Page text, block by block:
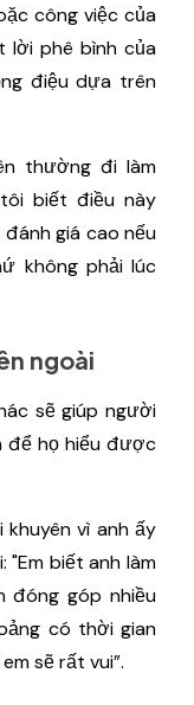
công việc của
lời phê bình của
điệu dựa trên
thường đi làm
tôi biết điều này
giá cao nếu
không phải lúc
ngoài
sẽ giúp người
để họ hiểu được
vì anh ấy
"Em biết anh làm
đóng góp nhiều
có thời gian
sẽ rất vui”.